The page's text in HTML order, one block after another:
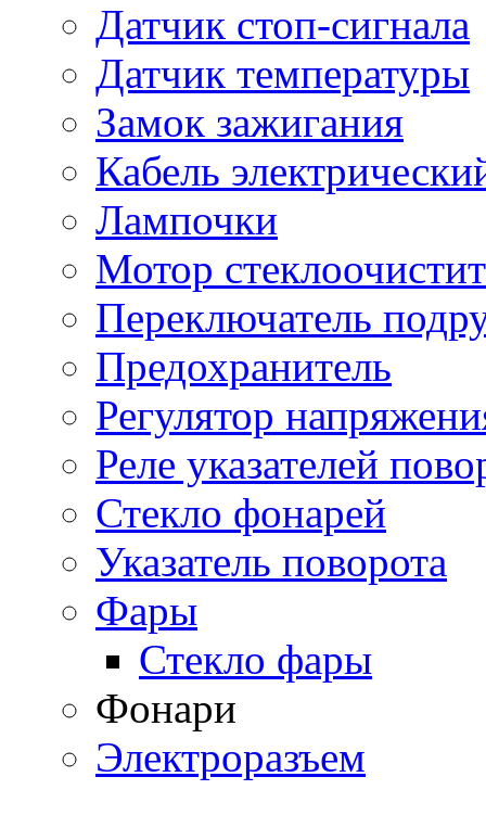
Датчик стоп-сигнала
Датчик температуры
Замок зажигания
Кабель
Лампочки
Мотор
Переключатель
Предохранитель
Регулятор
Реле указателей
Стекло фонарей
Указатель поворота
Фары
Стекло фары
Фонари
Электроразъем